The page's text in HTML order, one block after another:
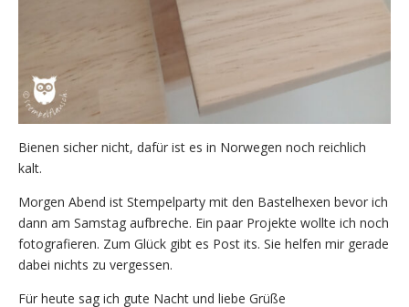
Bienen sicher nicht, dafür ist es in Norwegen noch reichlich
kalt.
Morgen Abend ist Stempelparty mit den Bastelhexen bevor ich
dann am Samstag aufbreche. Ein paar Projekte wollte ich noch
fotografieren. Zum Glück gibt es Post its. Sie helfen mir gerade
dabei nichts zu vergessen.
Für heute sag ich gute Nacht und liebe Grüße